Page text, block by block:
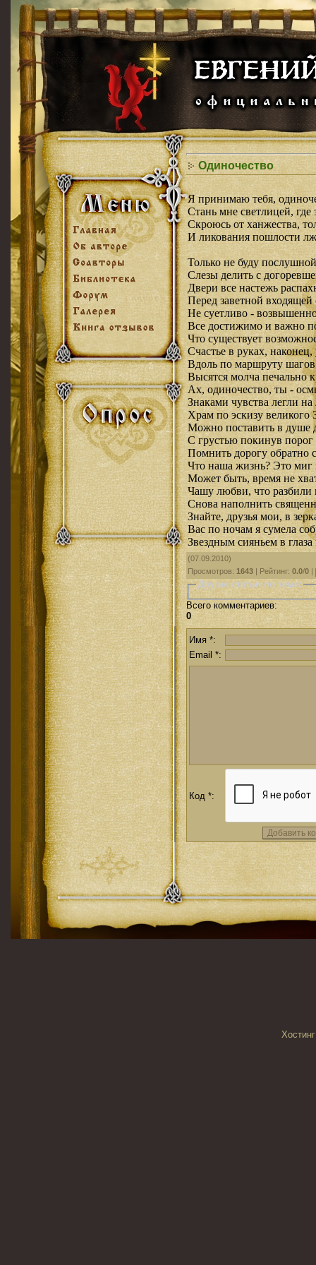
Одиночество
Я принимаю тебя,
Стань мне светлицей,
Скроюсь от ханжества,
И ликования пошлости
Только не буду
Слезы делить с
Двери все настежь
Перед заветной входящей
Не суетливо -
Все достижимо и важно
Что существует
Счастье в руках, наконец,
Вдоль по маршруту шагов
Высятся молча печально
Ах, одиночество, ты -
Знаками чувства легли
Храм по эскизу великого
Можно поставить в душе
С грустью покинув порог
Помнить дорогу обратно
Что наша жизнь? Это миг
Может быть, время не
Чашу любви, что разбили
Снова наполнить
Знайте, друзья мои, в
Вас по ночам я сумела
Звездным сияньем в глаза
(07.09.2010)
Просмотров: 1643 Рейтинг: 0.0/0
Другие статьи по теме:
Всего комментариев:
0
Имя *:
Email *:
Код *: